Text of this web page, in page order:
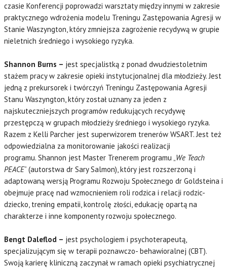
czasie Konferencji poprowadzi warsztaty między innymi w zakresie
praktycznego wdrożenia modelu Treningu Zastępowania Agresji w
Stanie Waszyngton, który zmniejsza zagrożenie recydywą w grupie
nieletnich średniego i wysokiego ryzyka.
Shannon Burns – jest specjalistką z ponad dwudziestoletnim
stażem pracy w zakresie opieki instytucjonalnej dla młodzieży. Jest
jedną z prekursorek i twórczyń Treningu Zastępowania Agresji
Stanu Waszyngton, który został uznany za jeden z
najskuteczniejszych programów redukujących recydywę
przestępczą w grupach młodzieży średniego i wysokiego ryzyka.
Razem z Kelli Parcher jest superwizorem trenerów WSART. Jest też
odpowiedzialna za monitorowanie jakości realizacji
programu. Shannon jest Master Trenerem programu „We Teach
PEACE” (autorstwa dr Sary Salmon), który jest rozszerzoną i
adaptowaną wersją Programu Rozwoju Społecznego dr Goldsteina i
obejmuje pracę nad wzmocnieniem roli rodzica i relacji rodzic-
dziecko, trening empatii, kontrolę złości, edukację opartą na
charakterze i inne komponenty rozwoju społecznego.
Bengt Daleflod – jest psychologiem i psychoterapeutą,
specjalizującym się w terapii poznawczo- behawioralnej (CBT).
Swoją karierę kliniczną zaczynał w ramach opieki psychiatrycznej